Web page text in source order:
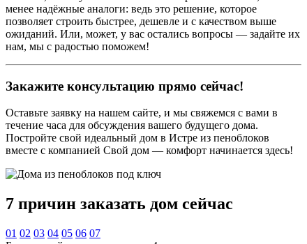
менее надёжные аналоги: ведь это решение, которое
позволяет строить быстрее, дешевле и с качеством выше
ожиданий. Или, может, у вас остались вопросы — задайте их
нам, мы с радостью поможем!
Закажите консультацию прямо сейчас!
Оставьте заявку на нашем сайте, и мы свяжемся с вами в
течение часа для обсуждения вашего будущего дома.
Постройте свой идеальный дом в Истре из пеноблоков
вместе с компанией Свой дом — комфорт начинается здесь!
7 причин заказать дом сейчас
01 02 03 04 05 06 07